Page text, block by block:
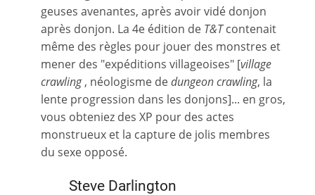
geuses avenantes, après avoir vidé donjon
après donjon. La 4e édition de T&Tcontenait
même des règles pour jouer des monstres et
mener des "expéditions villageoises" [village
crawling, néologisme dedungeon crawling, la
lente progression dans les donjons]... en gros,
vous obteniez des XP pour des actes
monstrueux et la capture de jolis membres
du sexe opposé.
Steve Darlington